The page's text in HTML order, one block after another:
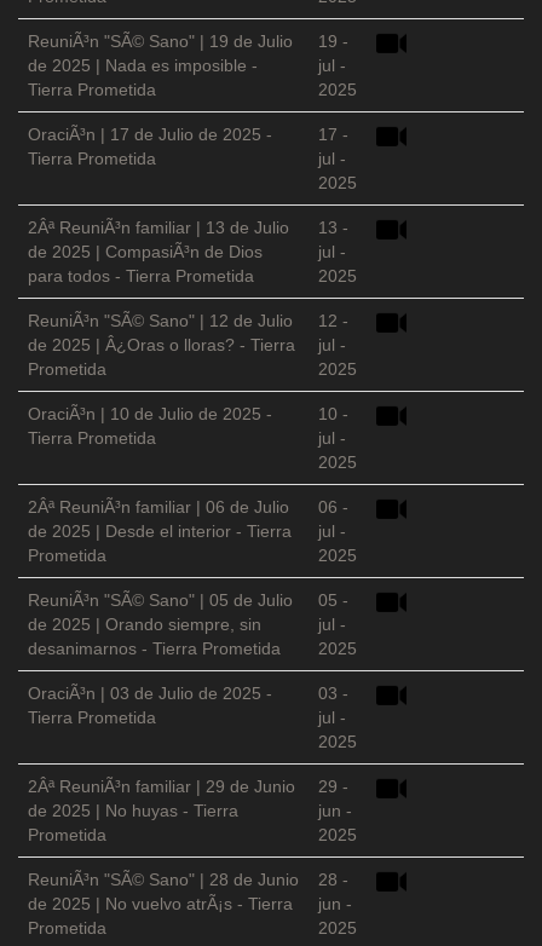
ReuniÃ³n "SÃ© Sano" | 19 de Julio
de 2025 | Nada es imposible -
Tierra Prometida
19 -
jul -
2025
OraciÃ³n | 17 de Julio de 2025 -
Tierra Prometida
17 -
jul -
2025
2Âª ReuniÃ³n familiar | 13 de Julio
de 2025 | CompasiÃ³n de Dios
para todos - Tierra Prometida
13 -
jul -
2025
ReuniÃ³n "SÃ© Sano" | 12 de Julio
de 2025 | Â¿Oras o lloras? - Tierra
Prometida
12 -
jul -
2025
OraciÃ³n | 10 de Julio de 2025 -
Tierra Prometida
10 -
jul -
2025
2Âª ReuniÃ³n familiar | 06 de Julio
de 2025 | Desde el interior - Tierra
Prometida
06 -
jul -
2025
ReuniÃ³n "SÃ© Sano" | 05 de Julio
de 2025 | Orando siempre, sin
desanimarnos - Tierra Prometida
05 -
jul -
2025
OraciÃ³n | 03 de Julio de 2025 -
Tierra Prometida
03 -
jul -
2025
2Âª ReuniÃ³n familiar | 29 de Junio
de 2025 | No huyas - Tierra
Prometida
29 -
jun -
2025
ReuniÃ³n "SÃ© Sano" | 28 de Junio
de 2025 | No vuelvo atrÃ¡s - Tierra
Prometida
28 -
jun -
2025